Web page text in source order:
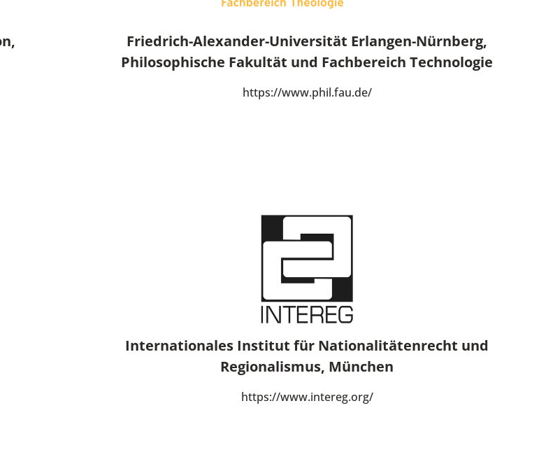
Friedrich-Alexander-Universität Erlangen-Nürnberg,
Philosophische Fakultät und Fachbereich Technologie
https://www.phil.fau.de/
Internationales Institut für Nationalitätenrecht und
Regionalismus, München
https://www.intereg.org/